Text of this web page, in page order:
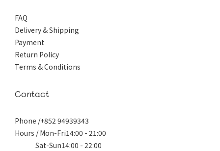
FAQ
Delivery & Shipping
Payment
Return Policy
Terms & Conditions
Contact
Phone /+852 94939343
Hours / Mon-Fri14:00 - 21:00
Sat-Sun14:00 - 22:00